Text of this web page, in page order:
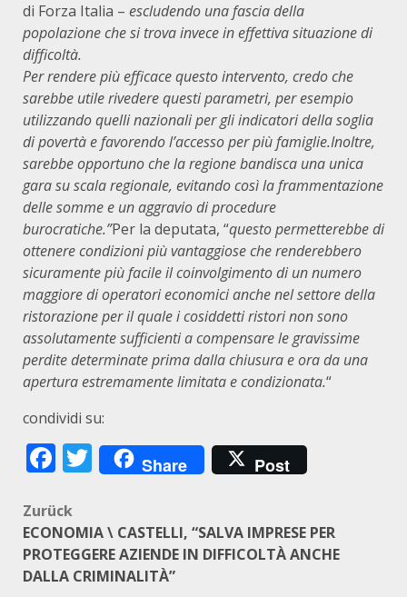
di Forza Italia – escludendo una fascia della
popolazione che si trova invece in effettiva situazione di
difficoltà.
Per rendere più efficace questo intervento, credo che
sarebbe utile rivedere questi parametri, per esempio
utilizzando quelli nazionali per gli indicatori della soglia
di povertà e favorendo l’accesso per più famiglie.Inoltre,
sarebbe opportuno che la regione bandisca una unica
gara su scala regionale, evitando così la frammentazione
delle somme e un aggravio di procedure
burocratiche.”Per la deputata, “questo permetterebbe di
ottenere condizioni più vantaggiose che renderebbero
sicuramente più facile il coinvolgimento di un numero
maggiore di operatori economici anche nel settore della
ristorazione per il quale i cosiddetti ristori non sono
assolutamente sufficienti a compensare le gravissime
perdite determinate prima dalla chiusura e ora da una
apertura estremamente limitata e condizionata.“
condividi su:
Facebook
Twitter
Share Post
Beitragsnavigation
Zurück
ECONOMIA \ CASTELLI, “SALVA IMPRESE PER
PROTEGGERE AZIENDE IN DIFFICOLTÀ ANCHE
DALLA CRIMINALITÀ”